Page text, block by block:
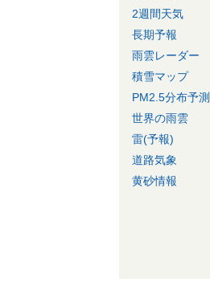
2週間天気
長期予報
雨雲レーダー
積雪マップ
PM2.5分布予測
世界の雨雲
雷(予報)
道路気象
黄砂情報